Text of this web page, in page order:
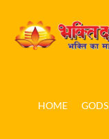
HOME GODS